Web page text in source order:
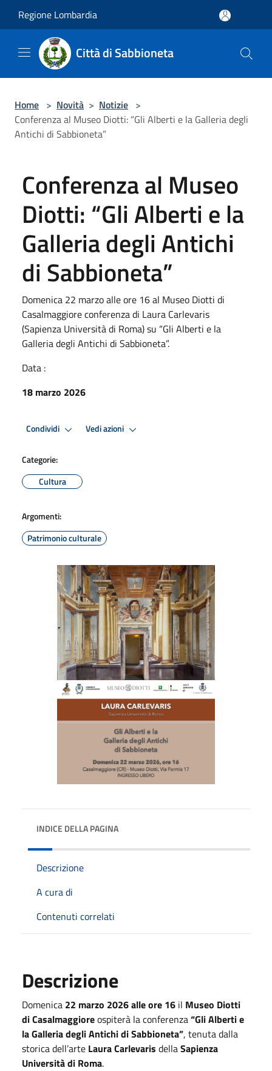
Regione Lombardia
Città di Sabbioneta
Home > Novità > Notizie >
Conferenza al Museo Diotti: “Gli Alberti e la Galleria degli
Antichi di Sabbioneta”
Conferenza al Museo
Diotti: “Gli Alberti e la
Galleria degli Antichi
di Sabbioneta”
Domenica 22 marzo alle ore 16 al Museo Diotti di
Casalmaggiore conferenza di Laura Carlevaris
(Sapienza Università di Roma) su “Gli Alberti e la
Galleria degli Antichi di Sabbioneta”.
Data :
18 marzo 2026
Condividi Vedi azioni
Categorie:
Cultura
Argomenti:
Patrimonio culturale
INDICE DELLA PAGINA
Descrizione
A cura di
Contenuti correlati
Descrizione
Domenica 22 marzo 2026 alle ore 16 il Museo Diotti
di Casalmaggioreospiterà la conferenza“Gli Alberti e
la Galleria degli Antichi di Sabbioneta”, tenuta dalla
storica dell’arte Laura Carlevaris dellaSapienza
Università di Roma.